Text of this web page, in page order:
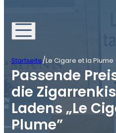
Startseite/Le Cigare et la Plume
Passende
die
Ladens „Le
Plume”